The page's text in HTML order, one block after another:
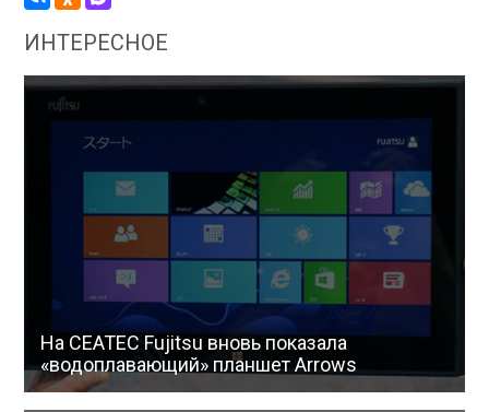
ИНТЕРЕСНОЕ
На CEATEC Fujitsu вновь показала
«водоплавающий» планшет Arrows